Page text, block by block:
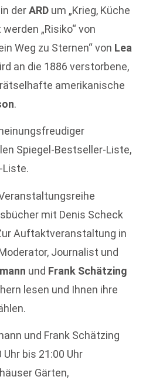
derARD um „Krieg, Küche
„Risiko“ von
Weg zu Sternen“ von Lea
an die 1886 verstorbene,
amerikanische
.
Spiegel-Bestseller-Liste,
Liste.
mit Denis Scheck
Auftaktveranstaltung in
Journalist und
und Frank Schätzing
lesen und Ihnen ihre
und Frank Schätzing
bis 21:00 Uhr
Gärten,